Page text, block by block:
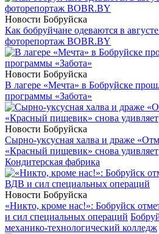
Новости Бобруйска
Как бобруйчане одеваются в
фоторепортаж BOBR.BY
Новости Бобруйска
В лагере «Мечта» в Бобруйске
программы «Забота»
Новости Бобруйска
Сырно-уксусная халва и драже
«Красный пищевик» снова удивляет
Кондитерская фабрика
Новости Бобруйска
«Никто, кроме нас!»: Бобруйск
и сил специальных операций
механико-технологический колледж